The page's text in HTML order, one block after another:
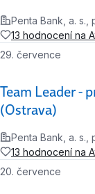
Penta Bank, a.
13 hodnocení na
Team Leader -
(Ostrava)
29. července
Penta Bank, a.
13 hodnocení na
20. července